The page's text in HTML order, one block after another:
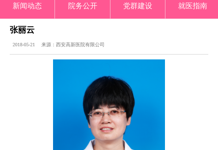
新闻动态 院务公开 党群建设 就医指南
张丽云
2018-05-21 来源：西安高新医院有限公司